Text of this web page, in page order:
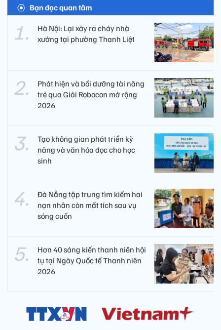
Bạn đọc quan tâm
Hà Nội: Lại xảy ra cháy nhà
xưởng tại phường Thanh Liệt
Phát hiện và bồi dưỡng tài năng
trẻ qua Giải Robocon mở rộng
2026
Tạo không gian phát triển kỹ
năng và văn hóa đọc cho học
sinh
Đà Nẵng tập trung tìm kiếm hai
nạn nhân còn mất tích sau vụ
sóng cuốn
Hơn 40 sáng kiến thanh niên hội
tụ tại Ngày Quốc tế Thanh niên
2026